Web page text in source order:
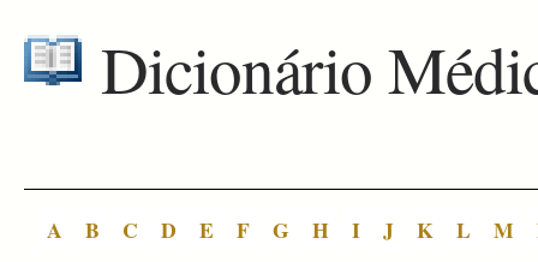
Dicionário
A B C D E F G H I J K L M